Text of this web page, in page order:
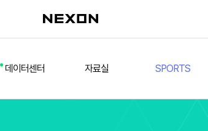
데이터센터 자료실 SPORTS